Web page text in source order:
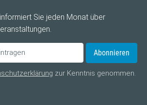
informiert Sie jeden Monat über
Abonnieren
zur Kenntnis genommen.